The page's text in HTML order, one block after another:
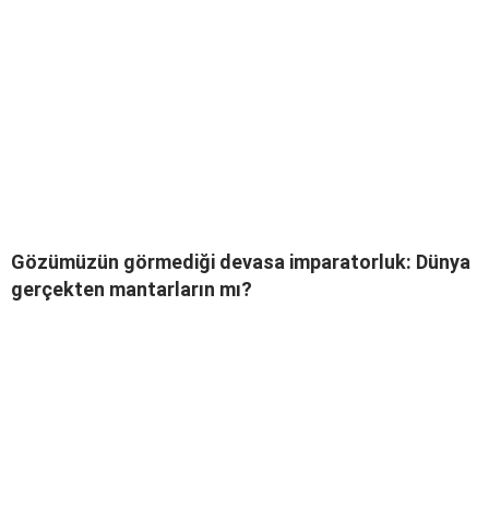
Gözümüzün görmediği devasa imparatorluk: Dünya
gerçekten mantarların mı?